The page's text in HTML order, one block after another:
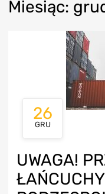
Miesiąc:
26
GRU
UWAGA!